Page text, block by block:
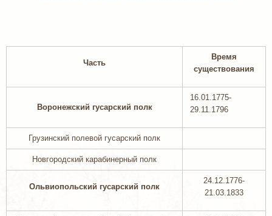
Часть
Время
существования
Воронежский гусарский полк
16.01.1775-
29.11.1796
Грузинский полевой гусарский полк
Новгородский карабинерный полк
Ольвиопольский гусарский полк
24.12.1776-
21.03.1833